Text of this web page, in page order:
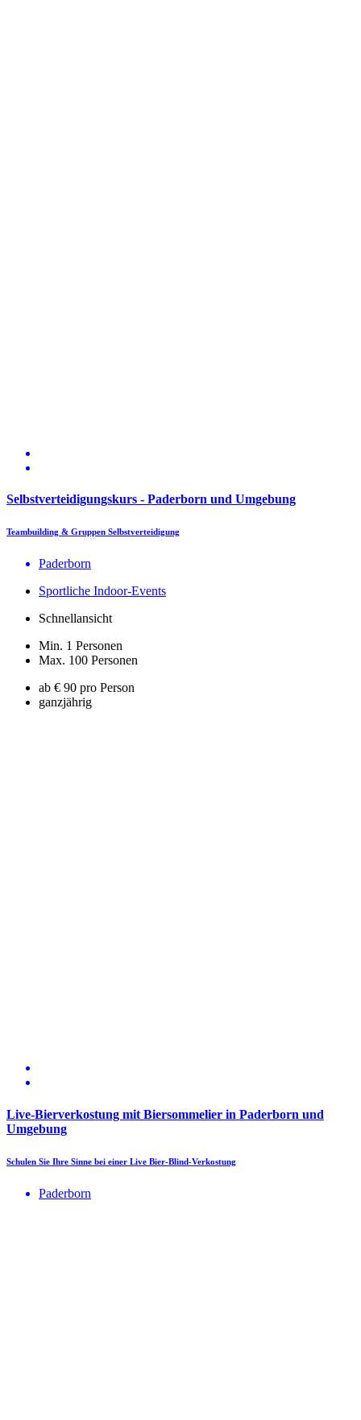
Selbstverteidigungskurs - Paderborn und Umgebung
Teambuilding & Gruppen Selbstverteidigung
Paderborn
Sportliche Indoor-Events
Schnellansicht
Min. 1 Personen
Max. 100 Personen
ab € 90 pro Person
ganzjährig
Live-Bierverkostung mit Biersommelier in Paderborn und
Umgebung
Schulen Sie Ihre Sinne bei einer Live Bier-Blind-Verkostung
Paderborn